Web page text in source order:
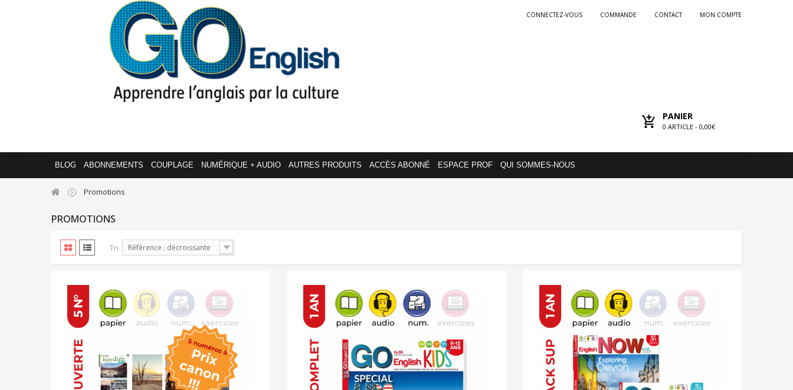
MON COMPTE
CONTACT
COMMANDE
CONNECTEZ-VOUS
PANIER
0 ARTICLE - 0,00€
BLOG ABONNEMENTS COUPLAGE NUMÉRIQUE + AUDIO AUTRES PRODUITS ACCÈS ABONNÉ ESPACE PROF QUI SOMMES-NOUS
Promotions
PROMOTIONS
Tri Référence : décroissante